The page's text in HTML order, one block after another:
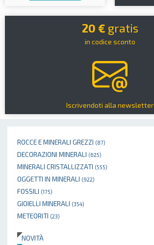
ROCCE E MINERALI GREZZI (87)
DECORAZIONI MINERALI (625)
MINERALI CRISTALLIZZATI (555)
OGGETTI IN MINERALI (922)
FOSSILI (175)
GIOIELLI MINERALI (354)
METEORITI (23)
NOVITÀ
20 € gratis
in codice sconto
Iscrivendoti alla newsletter